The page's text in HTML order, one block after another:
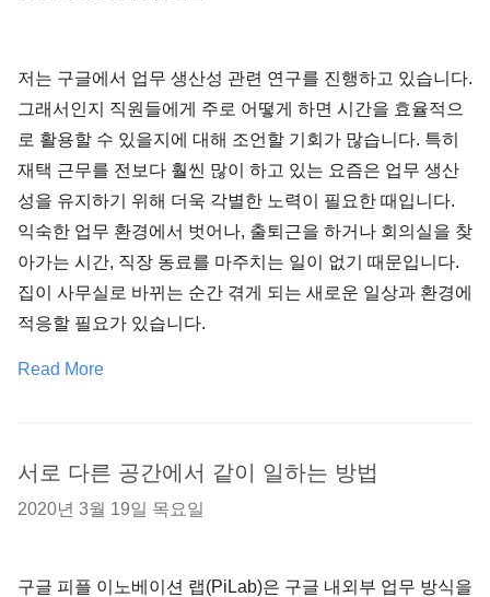
저는 구글에서 업무 생산성 관련 연구를 진행하고 있습니다.
그래서인지 직원들에게 주로 어떻게 하면 시간을 효율적으
로 활용할 수 있을지에 대해 조언할 기회가 많습니다. 특히
재택 근무를 전보다 훨씬 많이 하고 있는 요즘은 업무 생산
성을 유지하기 위해 더욱 각별한 노력이 필요한 때입니다.
익숙한 업무 환경에서 벗어나, 출퇴근을 하거나 회의실을 찾
아가는 시간, 직장 동료를 마주치는 일이 없기 때문입니다.
집이 사무실로 바뀌는 순간 겪게 되는 새로운 일상과 환경에
적응할 필요가 있습니다.
Read More
서로 다른 공간에서 같이 일하는 방법
2020년 3월 19일 목요일
구글 피플 이노베이션 랩(PiLab)은 구글 내외부 업무 방식을